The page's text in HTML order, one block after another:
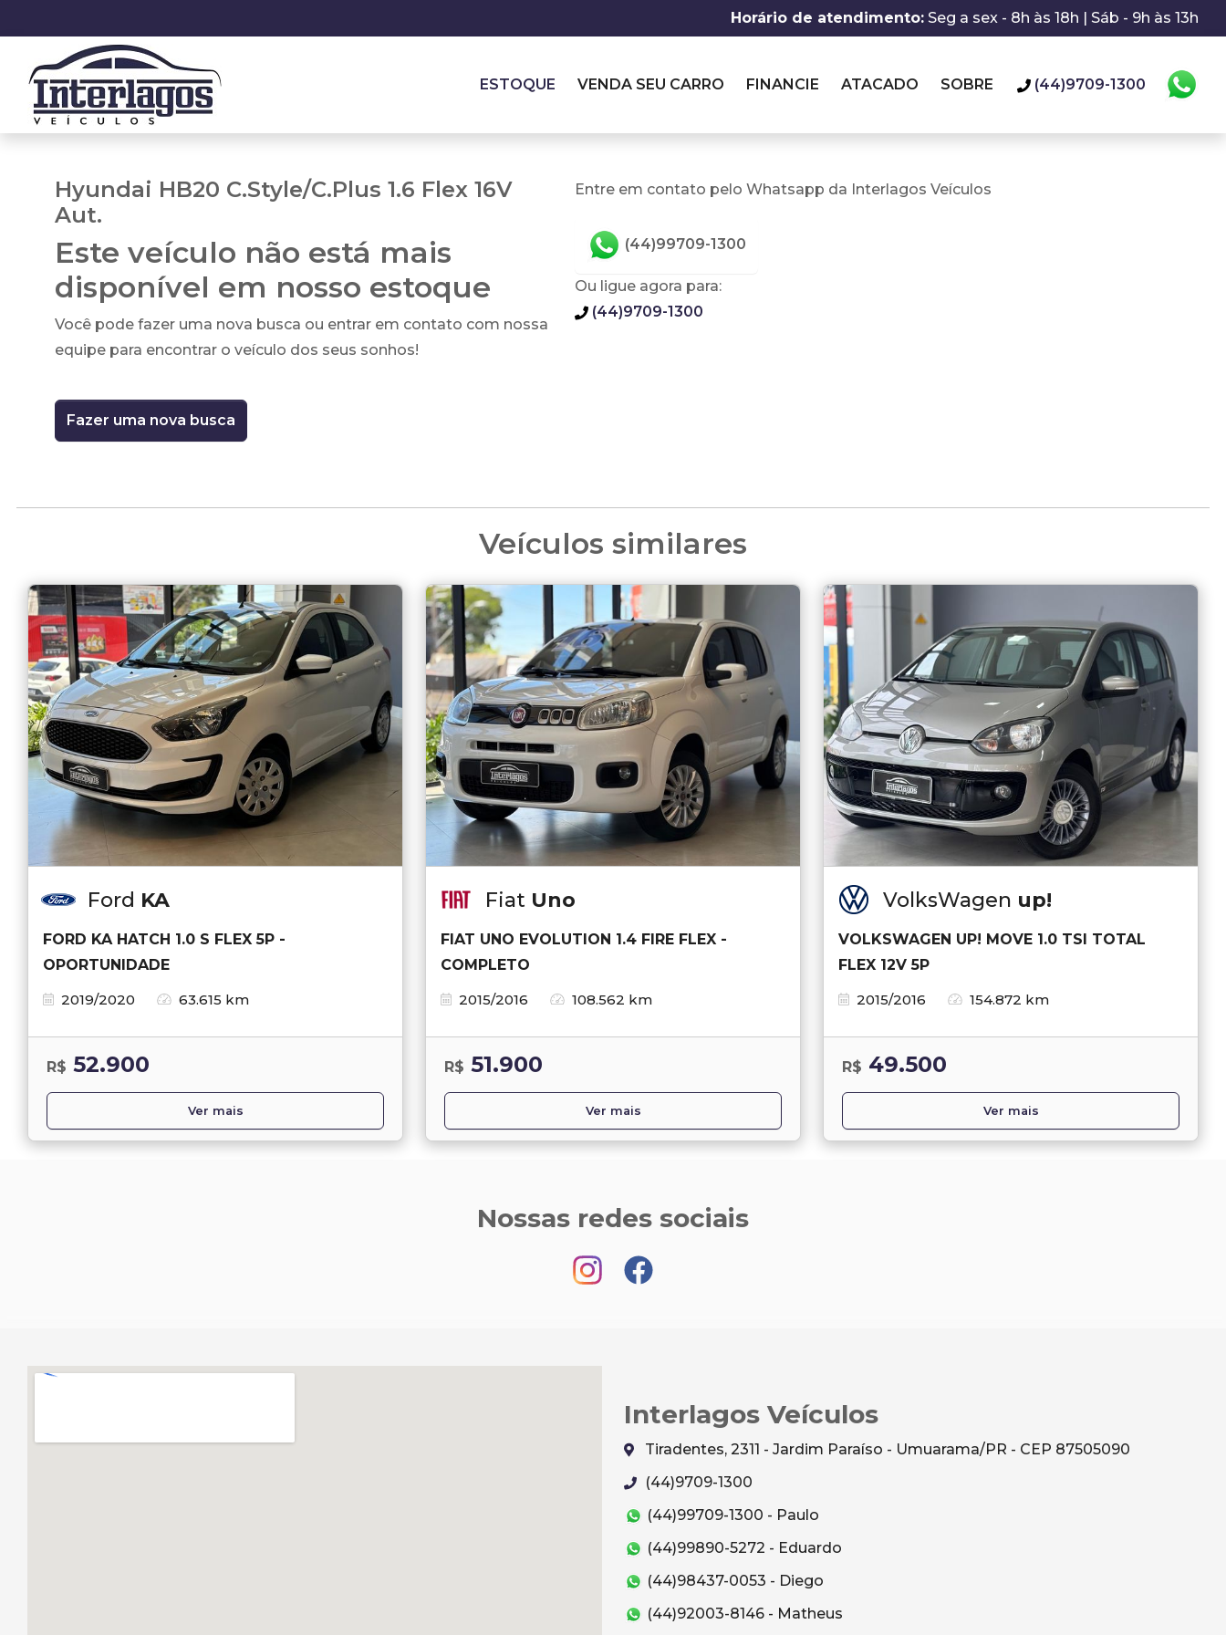
Horário de atendimento: Seg a sex - 8h às 18h | Sáb - 9h às 13h
ESTOQUE VENDA SEU CARRO FINANCIE ATACADO SOBRE (44)9709-1300
Hyundai HB20 C.Style/C.Plus 1.6 Flex 16V
Aut.
Este veículo não está mais
disponível em nosso estoque
Você pode fazer uma nova busca ou entrar em contato com nossa
equipe para encontrar o veículo dos seus sonhos!
Fazer uma nova busca
Entre em contato pelo Whatsapp da Interlagos Veículos
(44)99709-1300
Ou ligue agora para:
(44)9709-1300
Veículos similares
Ford KA
FORD KA HATCH 1.0 S FLEX 5P -
OPORTUNIDADE
2019/2020
63.615 km
R$ 52.900
Ver mais
Fiat Uno
FIAT UNO EVOLUTION 1.4 FIRE FLEX -
COMPLETO
2015/2016
108.562 km
R$ 51.900
Ver mais
VolksWagen up!
VOLKSWAGEN UP! MOVE 1.0 TSI TOTAL
FLEX 12V 5P
2015/2016
154.872 km
R$ 49.500
Ver mais
Nossas redes sociais
Interlagos Veículos
Tiradentes, 2311 - Jardim Paraíso - Umuarama/PR - CEP 87505090
(44)9709-1300
(44)99709-1300 - Paulo
(44)99890-5272 - Eduardo
(44)98437-0053 - Diego
(44)92003-8146 - Matheus